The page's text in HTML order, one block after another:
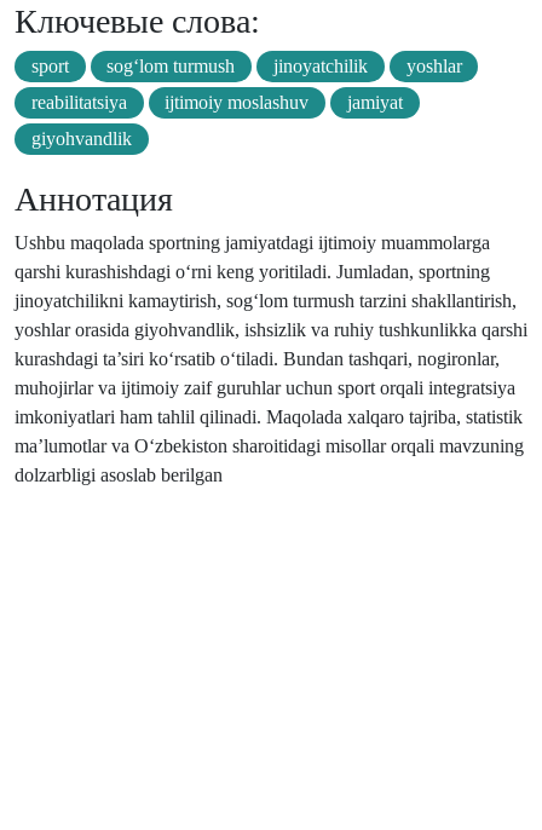
Ключевые слова:
sport sog‘lom turmush jinoyatchilik
yoshlar
reabilitatsiya
ijtimoiy moslashuv
jamiyat
giyohvandlik
Аннотация
Ushbu maqolada sportning jamiyatdagi ijtimoiy muammolarga
qarshi kurashishdagi o‘rni keng yoritiladi. Jumladan, sportning
jinoyatchilikni kamaytirish, sog‘lom turmush tarzini shakllantirish,
yoshlar orasida giyohvandlik, ishsizlik va ruhiy tushkunlikka qarshi
kurashdagi ta’siri ko‘rsatib o‘tiladi. Bundan tashqari, nogironlar,
muhojirlar va ijtimoiy zaif guruhlar uchun sport orqali integratsiya
imkoniyatlari ham tahlil qilinadi. Maqolada xalqaro tajriba, statistik
ma’lumotlar va O‘zbekiston sharoitidagi misollar orqali mavzuning
dolzarbligi asoslab berilgan